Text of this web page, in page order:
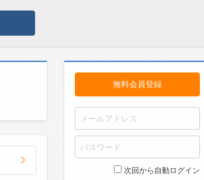
無料会員登録
次回から自動ログイン